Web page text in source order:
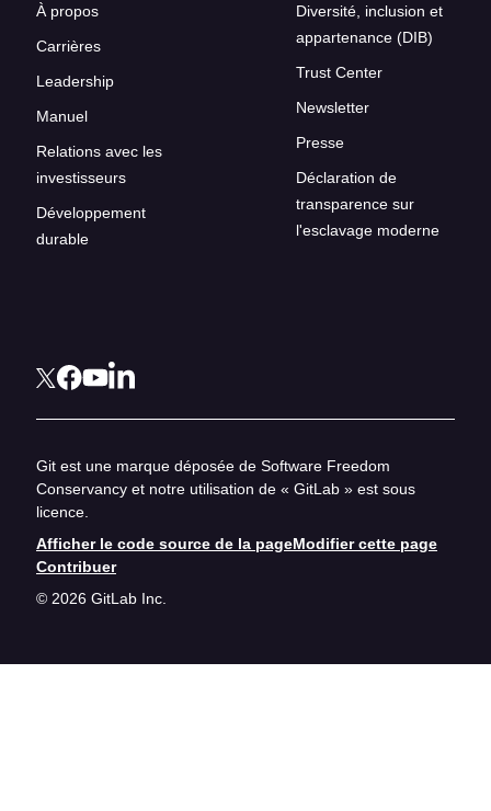
À propos
Carrières
Leadership
Manuel
Relations avec les
investisseurs
Développement
durable
Diversité, inclusion et
appartenance (DIB)
Trust Center
Newsletter
Presse
Déclaration de
transparence sur
l'esclavage moderne
Git est une marque déposée de Software Freedom
Conservancy et notre utilisation de « GitLab » est sous
licence.
Afficher le code source de la pageModifier cette page
Contribuer
© 2026 GitLab Inc.